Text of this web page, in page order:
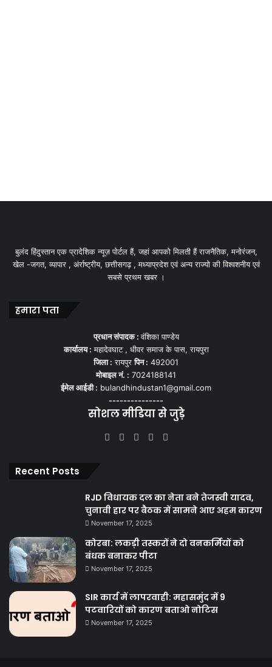
बुलंद हिंदुस्तान एक प्रादेशिक न्यूज़ पोर्टल हैं, जहां आपको मिलती हैं राजनैतिक, मनोरंजन,
खेल -जगत, व्यापार , अंर्राष्ट्रीय, छत्तीसगढ़ , मध्याप्रदेश एवं अन्य राज्यो की विश्वशनीय एवं
सबसे प्रथम खबर ।
हमारा पता
प्रधान संपादक :वंशिका पाण्डेय
कार्यालय : महादेवघाट , धीवर समाज के पास, रायपुरा
जिला : रायपुरपिन : 492001
मोबाइल नं. : 7024188141
ईमेल आईडी : bulandhindustan1@gmail.com
---------------
सोशल मीडिया से जुड़े
Facebook
X YouTubeInstagram
Recent Posts
RJD विधायक दल का नेता बने तेजस्वी यादव,
चुनावी हार पर बैठक में सामने आए अहम कारण
November 17, 2025
कोरबा: लकड़ी तस्करों ने दो वनकर्मियों को
बंधक बनाकर पीटा
November 17, 2025
SIR कार्य में लापरवाही: महासमुंद में 9
पटवारियों को कारण बताओ नोटिस
November 17, 2025